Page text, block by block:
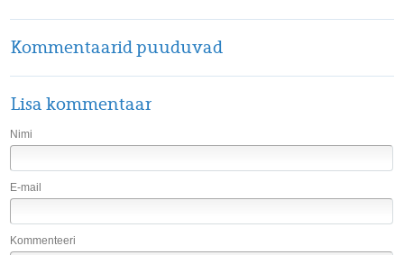
Kommentaarid puuduvad
Lisa kommentaar
Nimi
E-mail
Kommenteeri